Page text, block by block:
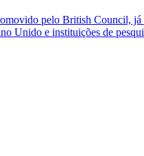
pelo British Council,
Unido e instituições de